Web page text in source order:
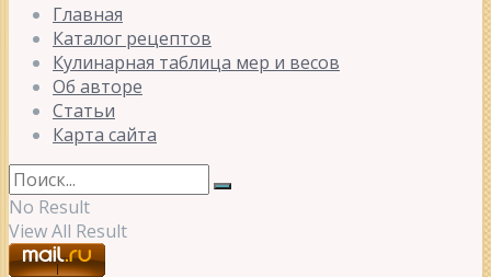
Главная
Каталог рецептов
Кулинарная таблица мер и весов
Об авторе
Статьи
Карта сайта
No Result
View All Result